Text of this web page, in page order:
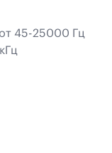
45-25000 Гц